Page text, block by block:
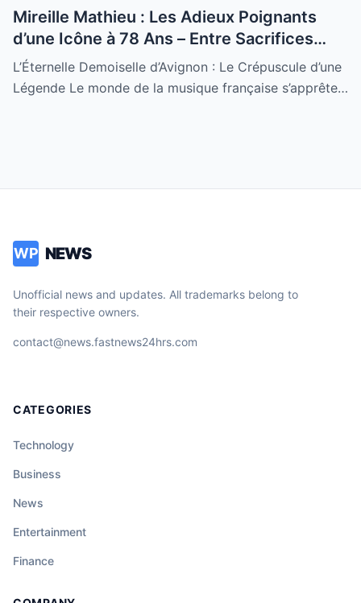
Mireille Mathieu : Les Adieux Poignants
d’une Icône à 78 Ans – Entre Sacrifices
Amoureux et Destin Royal
L’Éternelle Demoiselle d’Avignon : Le Crépuscule d’une
Légende Le monde de la musique française s’apprête…
WP NEWS
Unofficial news and updates. All trademarks belong to
their respective owners.
contact@news.fastnews24hrs.com
CATEGORIES
Technology
Business
News
Entertainment
Finance